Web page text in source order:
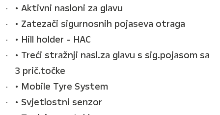
• Aktivni nasloni za glavu
• Zatezači sigurnosnih pojaseva otraga
• Hill holder - HAC
• Treći stražnji nasl.za glavu s sig.pojasom sa
3 prič.točke
• Mobile Tyre System
• Svjetlostni senzor